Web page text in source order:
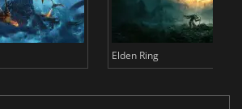
Elden Ring